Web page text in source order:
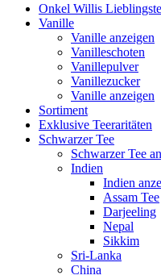
Onkel Willis
Vanille
Vanille anzeigen
Vanilleschoten
Vanillepulver
Vanillezucker
Vanille anzeigen
Sortiment
Exklusive Teeraritäten
Schwarzer Tee
Schwarzer Tee
Indien
Indien
Assam Tee
Darjeeling
Nepal
Sikkim
Sri-Lanka
China